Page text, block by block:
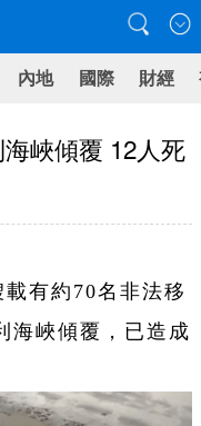
內地 國際 財經
峽傾覆 12人死
有約70名非法移
海峽傾覆，已造成